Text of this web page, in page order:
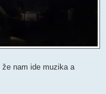
nam ide muzika a